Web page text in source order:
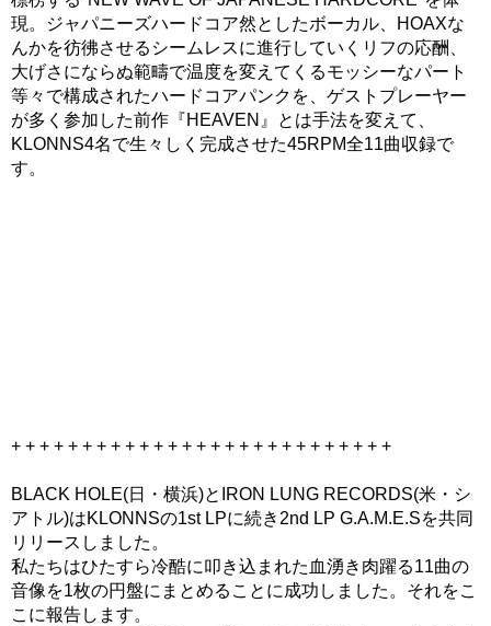
現。ジャパニーズハードコア然としたボーカル、HOAXな
んかを彷彿させるシームレスに進行していくリフの応酬、
大げさにならぬ範疇で温度を変えてくるモッシーなパート
等々で構成されたハードコアパンクを、ゲストプレーヤー
が多く参加した前作『HEAVEN』とは手法を変えて、
KLONNS4名で生々しく完成させた45RPM全11曲収録で
す。
+ + + + + + + + + + + + + + + + + + + + + + + + + + +
BLACK HOLE(日・横浜)とIRON LUNG RECORDS(米・シ
アトル)はKLONNSの1st LPに続き2nd LP G.A.M.E.Sを共同
リリースしました。
私たちはひたすら冷酷に叩き込まれた血湧き肉躍る11曲の
音像を1枚の円盤にまとめることに成功しました。それをこ
こに報告します。